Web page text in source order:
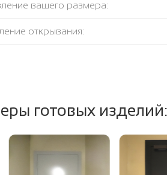
вашего размера:
открывания:
полотна и коробки:
готовых изделий: